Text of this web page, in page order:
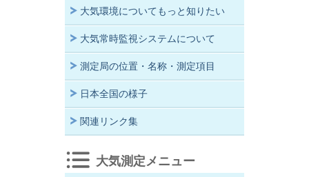
大気環境についてもっと知りたい
大気常時監視システムについて
測定局の位置・名称・測定項目
日本全国の様子
関連リンク集
大気測定メニュー